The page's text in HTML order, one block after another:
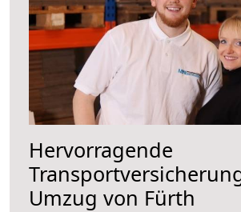
Hervorragende
Umzug von Fürth